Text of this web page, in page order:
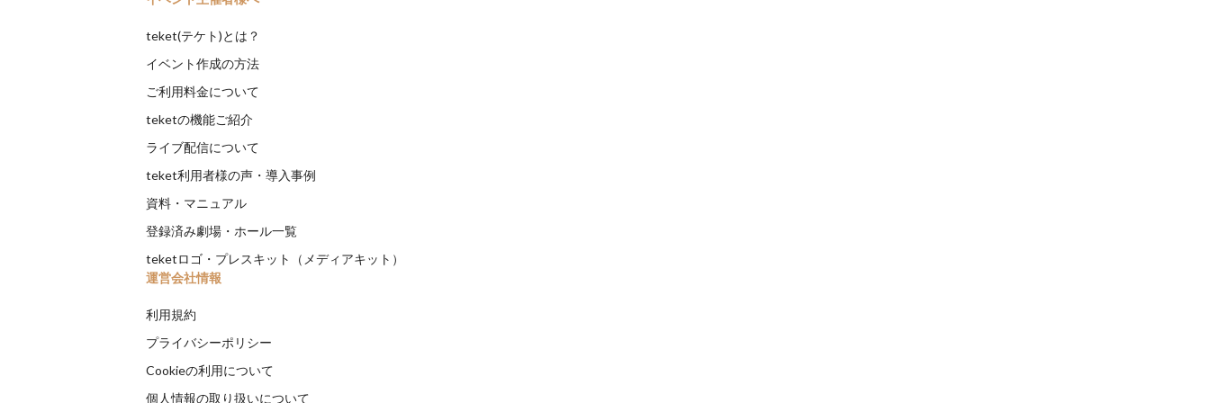
teket(テケト)とは？
イベント作成の方法
ご利用料金について
teketの機能ご紹介
ライブ配信について
teket利用者様の声・導入事例
資料・マニュアル
登録済み劇場・ホール一覧
teketロゴ・プレスキット（メディアキット）
運営会社情報
利用規約
プライバシーポリシー
Cookieの利用について
個人情報の取り扱いについて